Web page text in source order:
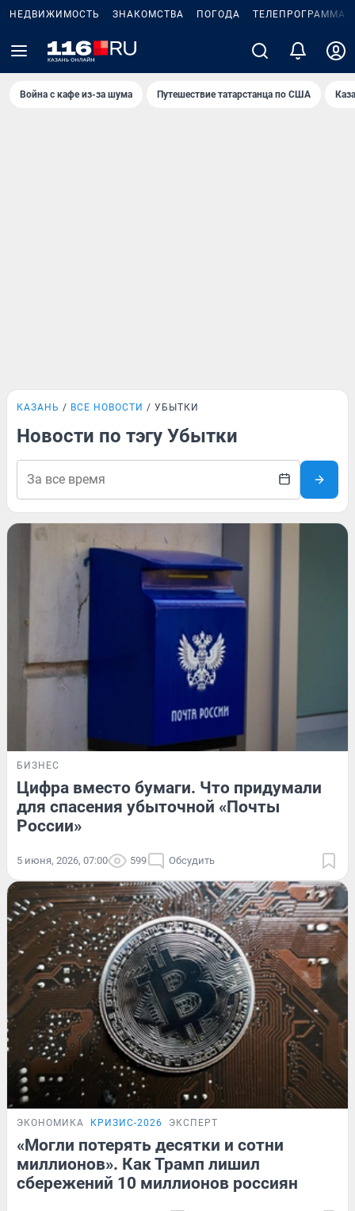
НЕДВИЖИМОСТЬ ЗНАКОМСТВА ПОГОДА ТЕЛЕПРОГРАММА
Война с кафе из-за шума Путешествие татарстанца по США
КАЗАНЬ ВСЕ НОВОСТИ УБЫТКИ
Новости по тэгу Убытки
БИЗНЕС
Цифра вместо бумаги. Что придумали
для спасения убыточной «Почты
России»
5 июня, 2026, 07:00 599 Обсудить
ЭКОНОМИКА КРИЗИС-2026 ЭКСПЕРТ
«Могли потерять десятки и сотни
миллионов». Как Трамп лишил
сбережений 10 миллионов россиян